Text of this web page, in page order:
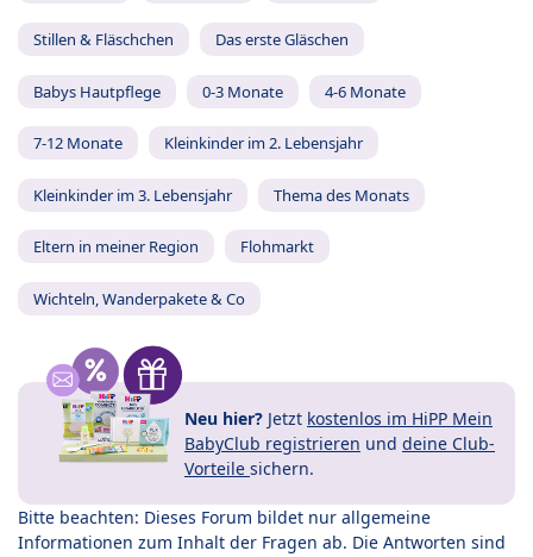
Stillen & Fläschchen Das erste Gläschen
Babys Hautpflege 0-3 Monate 4-6 Monate
7-12 Monate Kleinkinder im 2. Lebensjahr
Kleinkinder im 3. Lebensjahr Thema des Monats
Eltern in meiner Region Flohmarkt
Wichteln, Wanderpakete & Co
Neu hier? Jetzt kostenlos im HiPP Mein
BabyClub registrieren und deine Club-
Vorteile sichern.
Bitte beachten: Dieses Forum bildet nur allgemeine
Informationen zum Inhalt der Fragen ab. Die Antworten sind